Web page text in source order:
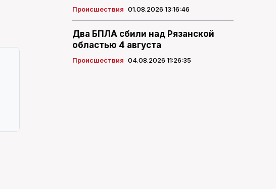
Происшествия 01.08.2026 13:16:46
Два БПЛА сбили над Рязанской
областью 4 августа
Происшествия 04.08.2026 11:26:35